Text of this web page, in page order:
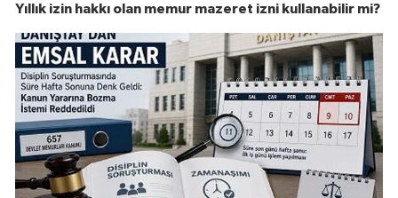
Yıllık izin hakkı olan memur mazeret izni kullanabilir mi?